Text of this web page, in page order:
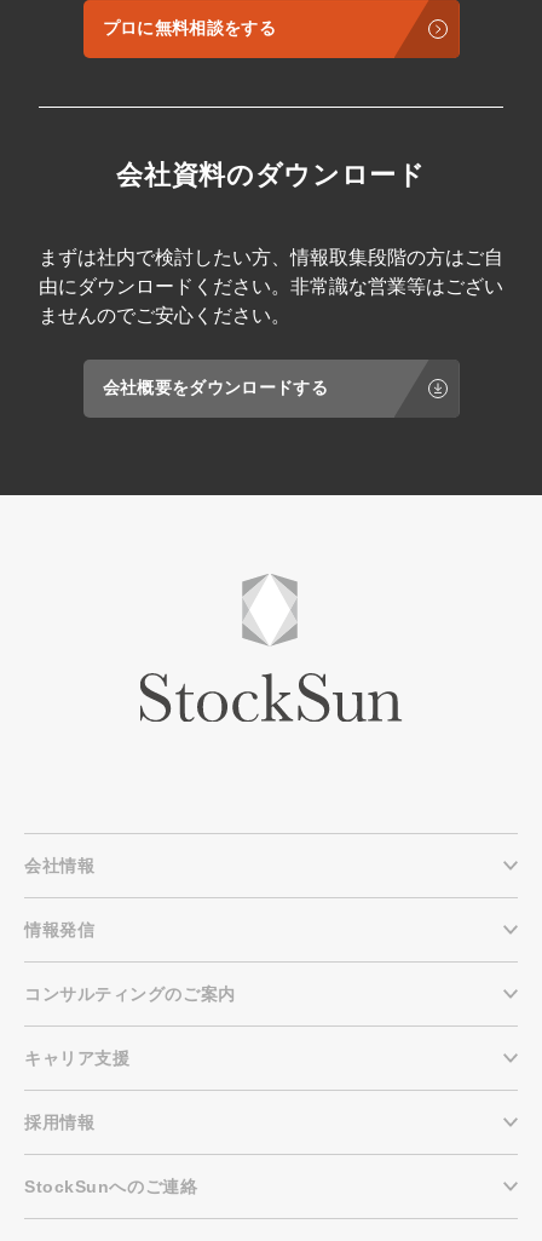
プロに無料相談をする
会社資料のダウンロード
まずは社内で検討したい方、情報取集段階の方はご自
由にダウンロードください。非常識な営業等はござい
ませんのでご安心ください。
会社概要をダウンロードする
会社情報
情報発信
コンサルティングのご案内
キャリア支援
採用情報
StockSunへのご連絡